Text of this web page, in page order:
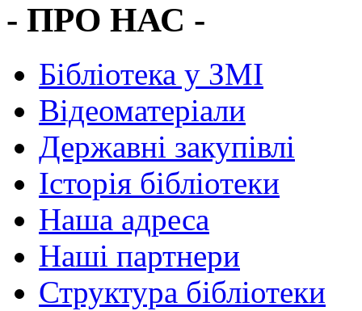
- ПРО НАС -
Бібліотека у ЗМІ
Відеоматеріали
Державні закупівлі
Історія бібліотеки
Наша адреса
Наші партнери
Структура бібліотеки